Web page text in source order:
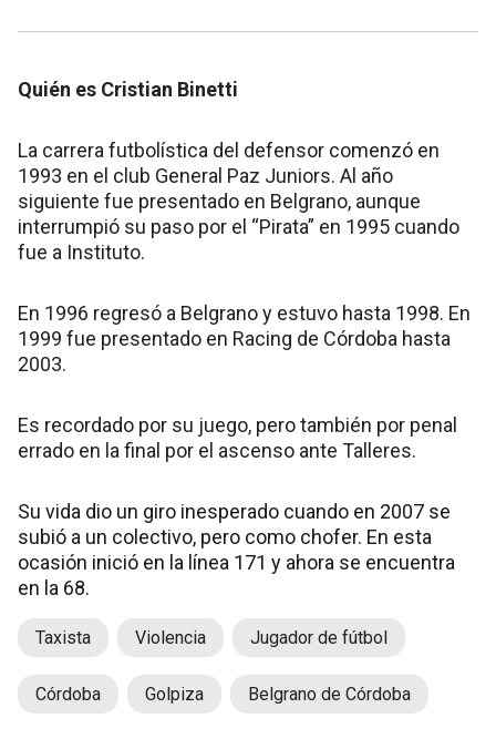
Quién es Cristian Binetti
La carrera futbolística del defensor comenzó en
1993 en el club General Paz Juniors. Al año
siguiente fue presentado en Belgrano, aunque
interrumpió su paso por el “Pirata” en 1995 cuando
fue a Instituto.
En 1996 regresó a Belgrano y estuvo hasta 1998. En
1999 fue presentado en Racing de Córdoba hasta
2003.
Es recordado por su juego, pero también por penal
errado en la final por el ascenso ante Talleres.
Su vida dio un giro inesperado cuando en 2007 se
subió a un colectivo, pero como chofer. En esta
ocasión inició en la línea 171 y ahora se encuentra
en la 68.
Taxista Violencia Jugador de fútbol
Córdoba Golpiza Belgrano de Córdoba